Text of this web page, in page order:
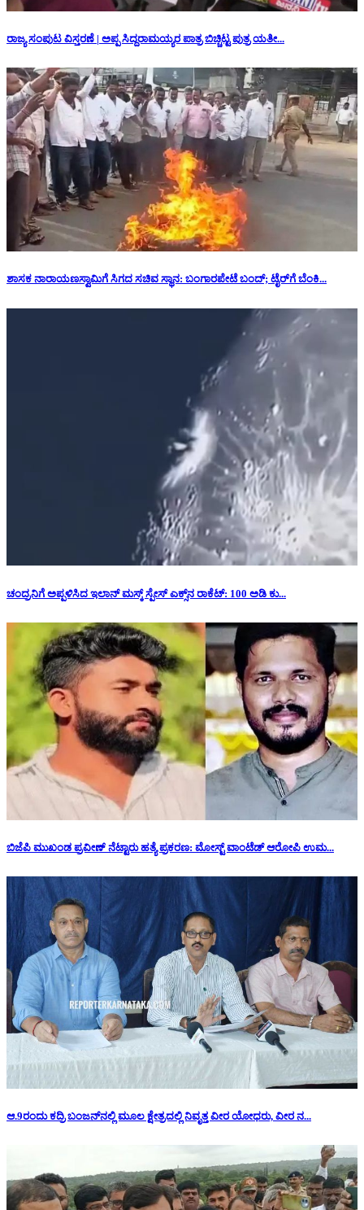
ರಾಜ್ಯ ಸಂಪುಟ ವಿಸ್ತರಣೆ | ಅಪ್ಪ ಸಿದ್ದರಾಮಯ್ಯರ ಪಾತ್ರ ಬಿಚ್ಚಿಟ್ಟ ಪುತ್ರ ಯತೀ...
ಶಾಸಕ ನಾರಾಯಣಸ್ವಾಮಿಗೆ ಸಿಗದ ಸಚಿವ ಸ್ಥಾನ: ‌ಬಂಗಾರಪೇಟೆ ಬಂದ್; ಟೈರ್‌ಗೆ ಬೆಂಕಿ...
ಚಂದ್ರನಿಗೆ ಅಪ್ಪಳಿಸಿದ ಇಲಾನ್ ಮಸ್ಕ್ ಸ್ಪೇಸ್‌ ಎಕ್ಸ್‌ನ ರಾಕೆಟ್‌: 100 ಅಡಿ ಕು...
ಬಿಜೆಪಿ ಮುಖಂಡ ಪ್ರವೀಣ್ ನೆಟ್ಟಾರು ಹತ್ಯೆ ಪ್ರಕರಣ: ಮೋಸ್ಟ್ ವಾಂಟೆಡ್ ಆರೋಪಿ ಉಮ...
ಆ.9ರಂದು ಕದ್ರಿ ಬಂಜನ್‌ನಲ್ಲಿ ಮೂಲ ಕ್ಷೇತ್ರದಲ್ಲಿ ನಿವೃತ್ತ ವೀರ ಯೋಧರು, ವೀರ ನ...